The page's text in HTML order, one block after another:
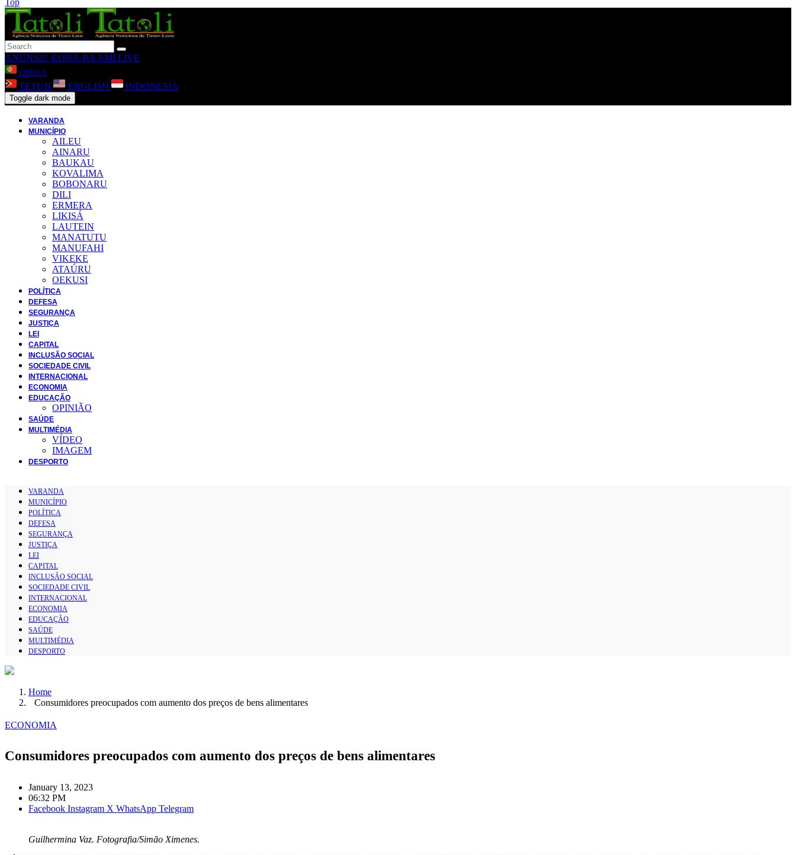
Top
ANUNSIU KONA-BA AMI LIVE
LINGUA
TETUN ENGLISH INDONESIA
Toggle dark mode
VARANDA
MUNICÍPIO
AILEU
AINARU
BAUKAU
KOVALIMA
BOBONARU
DILI
ERMERA
LIKISÁ
LAUTEIN
MANATUTU
MANUFAHI
VIKEKE
ATAÚRU
OEKUSI
POLÍTICA
DEFESA
SEGURANÇA
JUSTIÇA
LEI
CAPITAL
INCLUSÃO SOCIAL
SOCIEDADE CIVIL
INTERNACIONAL
ECONOMIA
EDUCAÇÃO
OPINIÃO
SAÚDE
MULTIMÉDIA
VÍDEO
IMAGEM
DESPORTO
VARANDA
MUNICÍPIO
POLÍTICA
DEFESA
SEGURANÇA
JUSTIÇA
LEI
CAPITAL
INCLUSÃO SOCIAL
SOCIEDADE CIVIL
INTERNACIONAL
ECONOMIA
EDUCAÇÃO
SAÚDE
MULTIMÉDIA
DESPORTO
Home
Consumidores preocupados com aumento dos preços de bens alimentares
ECONOMIA
Consumidores preocupados com aumento dos preços de bens alimentares
January 13, 2023
06:32 PM
Facebook Instagram X WhatsApp Telegram
Guilhermina Vaz. Fotografia/Simão Ximenes.